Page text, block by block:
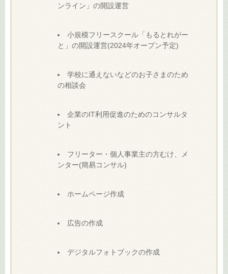
ンライン」の開設運営
小規模フリースクール「もるとれがー
と」の開設運営(2024年オープン予定)
学校に通えないなどのお子さまのため
の相談会
企業のIT利用促進のためのコンサルタ
ント
フリーター・個人事業主の方むけ、メ
ンター(簡易コンサル)
ホームページ作成
広告の作成
デジタルフォトブックの作成